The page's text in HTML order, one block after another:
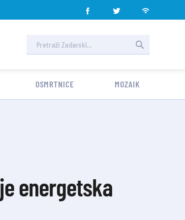
OSMRTNICE MOZAIK
energetska